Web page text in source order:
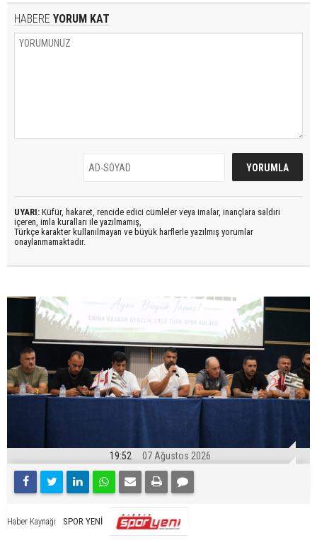
HABERE YORUM KAT
UYARI: Küfür, hakaret, rencide edici cümleler veya imalar, inançlara saldırı
içeren, imla kuralları ile yazılmamış,
Türkçe karakter kullanılmayan ve büyük harflerle yazılmış yorumlar
onaylanmamaktadır.
19:52 07 Ağustos 2026
Haber Kaynağı SPOR YENİ